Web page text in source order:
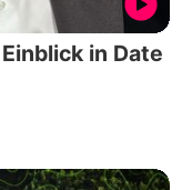
in Date